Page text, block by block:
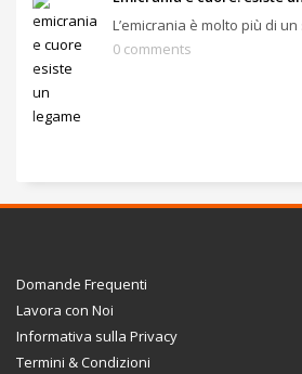
L’emicrania è molto più di
0 comments
Domande Frequenti
Lavora con Noi
Informativa sulla Privacy
Termini & Condizioni